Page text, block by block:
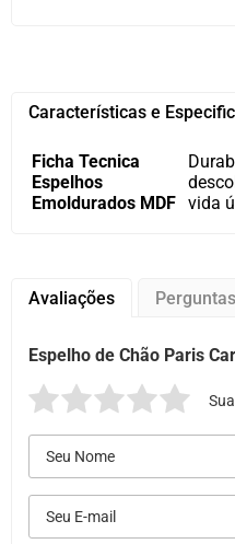
Características e
Ficha Tecnica
Espelhos
Emoldurados MDF vida
Avaliações Perguntas
Espelho de Chão Paris